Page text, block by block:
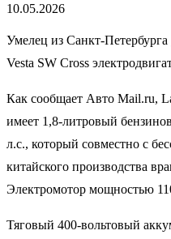
10.05.2026
Умелец из Санкт-
Vesta SW Cross
Как сообщает Авто Mail.ru,
имеет 1,8-литровый
л.с., который совместно с
китайского производства
Электромотор мощностью
Тяговый 400-вольтовый